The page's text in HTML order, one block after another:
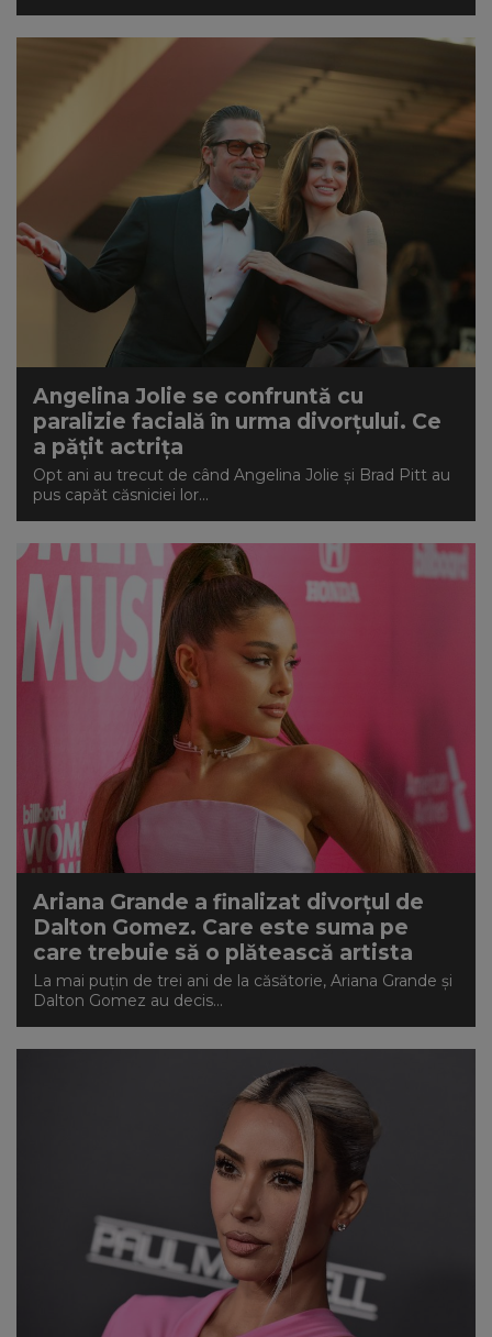
Angelina Jolie se confruntă cu
paralizie facială în urma divorțului. Ce
a pățit actrița
Opt ani au trecut de când Angelina Jolie și Brad Pitt au
pus capăt căsniciei lor...
Ariana Grande a finalizat divorțul de
Dalton Gomez. Care este suma pe
care trebuie să o plătească artista
La mai puțin de trei ani de la căsătorie, Ariana Grande și
Dalton Gomez au decis...